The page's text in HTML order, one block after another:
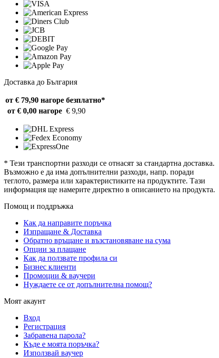
Доставка до България
от € 79,90 нагоре безплатно*
от € 0,00 нагоре € 9,90
* Тези транспортни разходи се отнасят за стандартна доставка.
Възможно е да има допълнителни разходи, напр. поради
теглото, размера или характеристиките на продуктите. Тази
информация ще намерите директно в описанието на продукта.
Помощ и поддръжка
Как да направите поръчка
Изпращане & Доставка
Обратно връщане и възстановяване на сума
Опции за плащане
Как да ползвате профила си
Бизнес клиенти
Промоции & ваучери
Нуждаете се от допълнителна помощ?
Моят акаунт
Вход
Регистрация
Забравена парола?
Къде е моята поръчка?
Използвай ваучер